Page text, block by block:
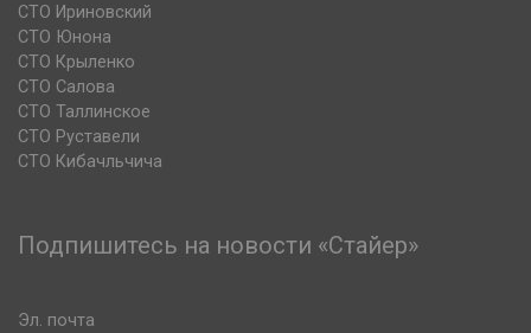
СТО Ириновский
СТО Юнона
СТО Крыленко
СТО Салова
СТО Таллинское
СТО Руставели
СТО Кибачльчича
Подпишитесь на новости «Стайер»
Эл. почта